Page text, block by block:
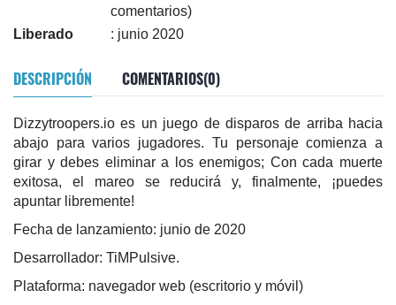
comentarios)
Liberado
: junio 2020
DESCRIPCIÓN COMENTARIOS(0)
Dizzytroopers.io es un juego de disparos de arriba hacia
abajo para varios jugadores. Tu personaje comienza a
girar y debes eliminar a los enemigos; Con cada muerte
exitosa, el mareo se reducirá y, finalmente, ¡puedes
apuntar libremente!
Fecha de lanzamiento: junio de 2020
Desarrollador: TiMPulsive.
Plataforma: navegador web (escritorio y móvil)